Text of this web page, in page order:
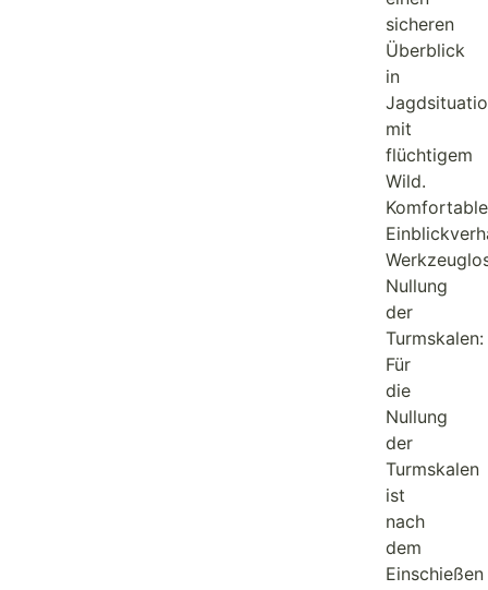
sicheren
Überblick
in
mit
flüchtigem
Wild.
Nullung
der
Turmskalen:
Für
die
Nullung
der
Turmskalen
ist
nach
dem
Einschießen